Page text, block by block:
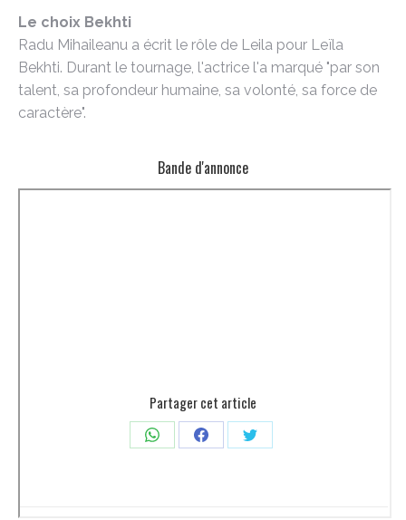
Le choix Bekhti
Radu Mihaileanu a écrit le rôle de Leila pour Leïla
Bekhti. Durant le tournage, l'actrice l'a marqué "par son
talent, sa profondeur humaine, sa volonté, sa force de
caractère".
Bande d'annonce
Partager cet article
PartagerPartagerPartager